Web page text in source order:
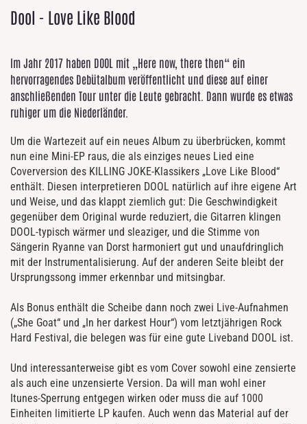
Dool - Love Like Blood
Im Jahr 2017 haben DOOL mit „Here now, there then“ ein
hervorragendes Debütalbum veröffentlicht und diese auf einer
anschließenden Tour unter die Leute gebracht. Dann wurde es etwas
ruhiger um die Niederländer.
Um die Wartezeit auf ein neues Album zu überbrücken, kommt
nun eine Mini-EP raus, die als einziges neues Lied eine
Coverversion des KILLING JOKE-Klassikers „Love Like Blood“
enthält. Diesen interpretieren DOOL natürlich auf ihre eigene Art
und Weise, und das klappt ziemlich gut: Die Geschwindigkeit
gegenüber dem Original wurde reduziert, die Gitarren klingen
DOOL-typisch wärmer und sleaziger, und die Stimme von
Sängerin Ryanne van Dorst harmoniert gut und unaufdringlich
mit der Instrumentalisierung. Auf der anderen Seite bleibt der
Ursprungssong immer erkennbar und mitsingbar.
Als Bonus enthält die Scheibe dann noch zwei Live-Aufnahmen
(„She Goat“ und „In her darkest Hour“) vom letztjährigen Rock
Hard Festival, die belegen was für eine gute Liveband DOOL ist.
Und interessanterweise gibt es vom Cover sowohl eine zensierte
als auch eine unzensierte Version. Da will man wohl einer
Itunes-Sperrung entgegen wirken oder muss die auf 1000
Einheiten limitierte LP kaufen. Auch wenn das Material auf der